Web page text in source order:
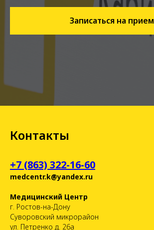
Записаться на прием
Контакты
+7 (863) 322-16-60
medcentr.k@yandex.ru
Медицинский Центр
г. Ростов-на-Дону
Суворовский микрорайон
ул. Петренко д. 26а